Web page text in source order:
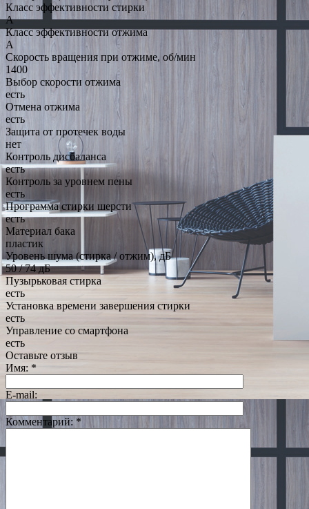
Класс эффективности стирки
A
Класс эффективности отжима
A
Скорость вращения при отжиме, об/мин
1400
Выбор скорости отжима
есть
Отмена отжима
есть
Защита от протечек воды
нет
Контроль дисбаланса
есть
Контроль за уровнем пены
есть
Программа стирки шерсти
есть
Материал бака
пластик
Уровень шума (стирка / отжим), дБ
50 / 74 дБ
Пузырьковая стирка
есть
Установка времени завершения стирки
есть
Управление со смартфона
есть
Оставьте отзыв
Имя: *
E-mail:
Комментарий: *